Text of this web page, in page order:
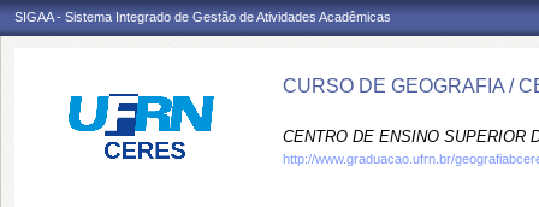
SIGAA - Sistema Integrado de Gestão de Atividades Acadêmicas
CURSO DE GEOGRAFIA /
CENTRO DE ENSINO SUPERIOR
http://www.graduacao.ufrn.br/